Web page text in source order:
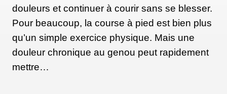
du bien, mentalement et physiquement.
Mes immersions régulières dans l’eau froide m'ont
également permis de faire partie d'un groupe de
douleurs et continuer à courir sans se blesser.
Pour beaucoup, la course à pied est bien plus
qu’un simple exercice physique. Mais une
douleur chronique au genou peut rapidement
mettre…